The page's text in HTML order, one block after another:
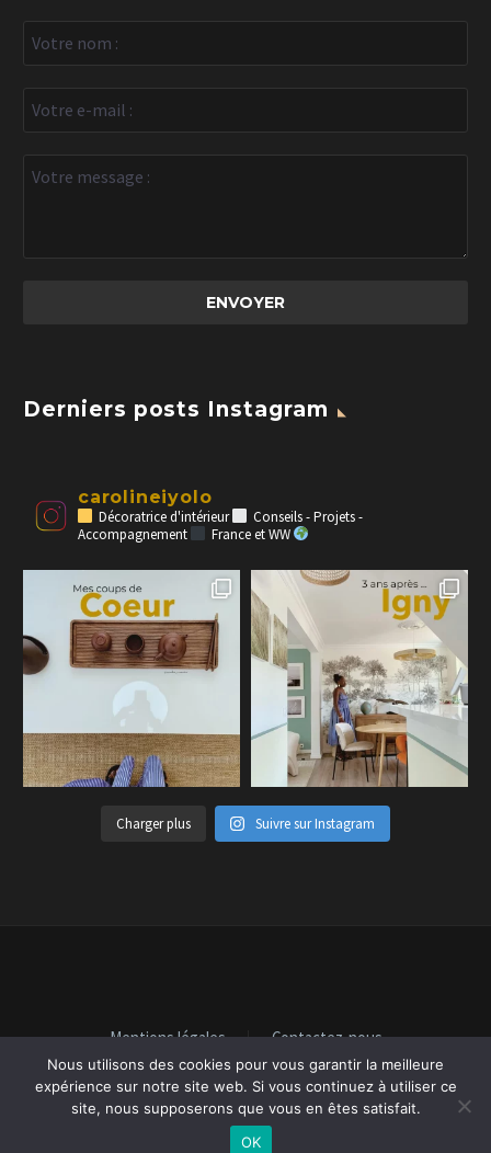
Derniers posts Instagram
carolineiyolo
Décoratrice d'intérieur
Conseils - Projets -
Accompagnement
France et WW
Charger plus Suivre sur Instagram
Mentions légales Contactez-nous
2023 ©carolineiyolo
Nous utilisons des cookies pour vous garantir la meilleure
expérience sur notre site web. Si vous continuez à utiliser ce
site, nous supposerons que vous en êtes satisfait.
OK